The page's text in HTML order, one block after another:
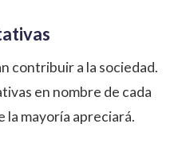
contribuir a la sociedad.
en nombre de cada
la mayoría apreciará.